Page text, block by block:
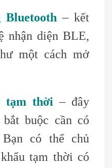
– kết
nhận diện BLE,
một cách mở
tạm thời – đây
buộc cần có
có thể chủ
tạm thời có